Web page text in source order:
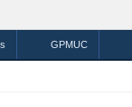
Canais
GPMUC